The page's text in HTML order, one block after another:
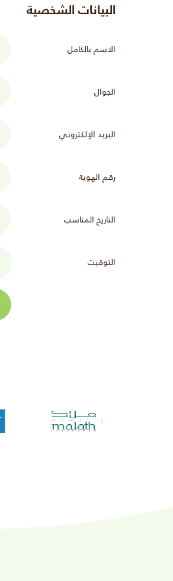
البيانات الشخصية
الاسم بالكامل
الجوال
البريد الإلكتروني
رقم الهوية
التاريخ المناسب
التوقيت